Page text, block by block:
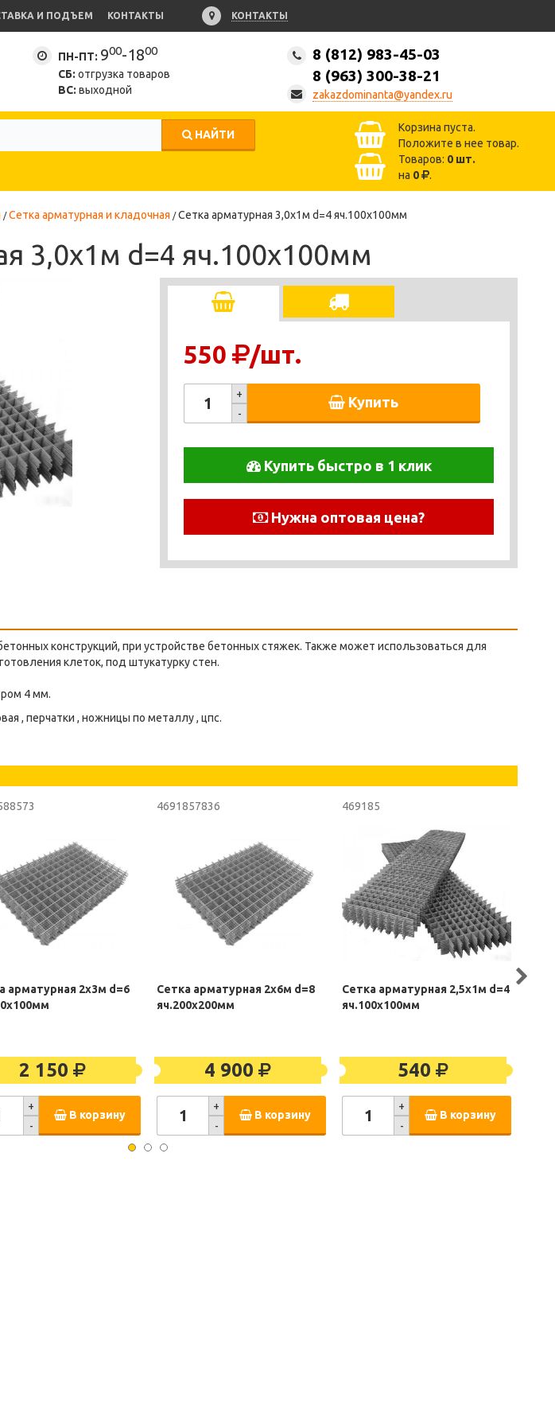
И ПОДЪЕМ КОНТАКТЫ КОНТАКТЫ
ПН-ПТ: 900-1800
СБ: отгрузка товаров
ВС: выходной
8 (812) 983-45-03
8 (963) 300-38-21
zakazdominanta@yandex.ru
НАЙТИ
Корзина пуста.
Положите в нее товар.
Товаров: 0 шт.
на 0 .
Сетка арматурная и кладочная Сетка арматурная 3,0х1м d=4 яч.100х100мм
3,0х1м d=4 яч.100х100мм
550 /шт.
+
-
Купить
Купить быстро в 1 клик
Нужна оптовая цена?
конструкций, при устройстве бетонных стяжек. Также может использоваться для
клеток, под штукатурку стен.
4 мм.
, перчатки , ножницы по металлу , цпс.
арматурная 2х3м d=6
2 150
+
-
В корзину
4691857836
Сетка арматурная 2х6м d=8
яч.200х200мм
4 900
+
-
В корзину
469185
Сетка арматурная 2,5х1м d=4
яч.100х100мм
540
+
-
В корзину